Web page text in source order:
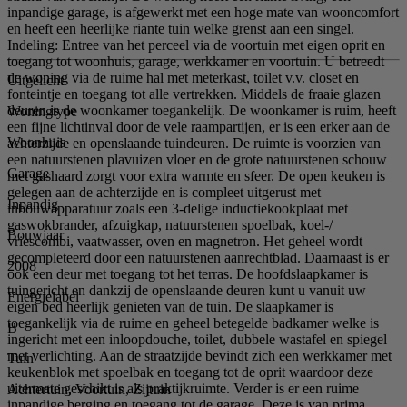
inpandige garage, is afgewerkt met een hoge mate van wooncomfort
en heeft een heerlijke riante tuin welke grenst aan een singel.
Indeling: Entree van het perceel via de voortuin met eigen oprit en
toegang tot woonhuis, garage, werkkamer en voortuin. U betreedt
de woning via de ruime hal met meterkast, toilet v.v. closet en
fonteintje en toegang tot alle vertrekken. Middels de fraaie glazen
deuren is de woonkamer toegankelijk. De woonkamer is ruim, heeft
een fijne lichtinval door de vele raampartijen, er is een erker aan de
achterzijde en openslaande tuindeuren. De ruimte is voorzien van
een natuurstenen plavuizen vloer en de grote natuurstenen schouw
met gashaard zorgt voor extra warmte en sfeer. De open keuken is
gelegen aan de achterzijde en is compleet uitgerust met
inbouwapparatuur zoals een 3-delige inductiekookplaat met
gaswokbrander, afzuigkap, natuurstenen spoelbak, koel-/
vriescombi, vaatwasser, oven en magnetron. Het geheel wordt
gecompleteerd door een natuurstenen aanrechtblad. Daarnaast is er
ook een deur met toegang tot het terras. De hoofdslaapkamer is
tuingericht en dankzij de openslaande deuren kunt u vanuit uw
eigen bed heerlijk genieten van de tuin. De slaapkamer is
toegankelijk via de ruime en geheel betegelde badkamer welke is
ingericht met een inloopdouche, toilet, dubbele wastafel en spiegel
met verlichting. Aan de straatzijde bevindt zich een werkkamer met
keukenblok met spoelbak en toegang tot de oprit waardoor deze
uitermate geschikt is als praktijkruimte. Verder is er een ruime
Uitgelicht
Woningtype
Woonhuis
Garage
Inpandig
Bouwjaar
2008
Energielabel
B
Tuin
Achtertuin, Voortuin, Zijtuin